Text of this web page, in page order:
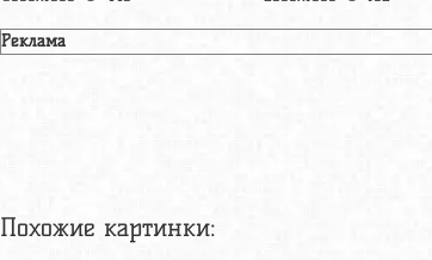
Реклама
Похожие картинки: